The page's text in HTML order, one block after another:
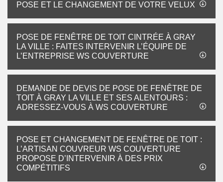
POSE ET LE CHANGEMENT DE VOTRE VELUX
POSE DE FENÊTRE DE TOIT CINTRÉE À GRAY
LA VILLE : FAITES INTERVENIR L’ÉQUIPE DE
L’ENTREPRISE WS COUVERTURE
DEMANDE DE DEVIS DE POSE DE FENÊTRE DE
TOIT À GRAY LA VILLE ET SES ALENTOURS :
ADRESSEZ-VOUS À WS COUVERTURE
POSE ET CHANGEMENT DE FENÊTRE DE TOIT :
L’ARTISAN COUVREUR WS COUVERTURE
PROPOSE D’INTERVENIR À DES PRIX
COMPÉTITIFS